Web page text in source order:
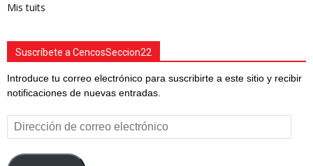
Mis tuits
Suscríbete a CencosSeccion22
Introduce tu correo electrónico para suscribirte a este sitio y recibir
notificaciones de nuevas entradas.
Dirección
de
correo